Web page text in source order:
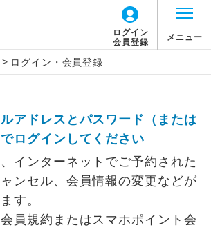
ログイン
会員登録
メニュー
> ログイン・会員登録
アドレスとパスワード（または
ログインしてください
インターネットでご予約された
ンセル、会員情報の変更などが
す。
員規約またはスマホポイント会